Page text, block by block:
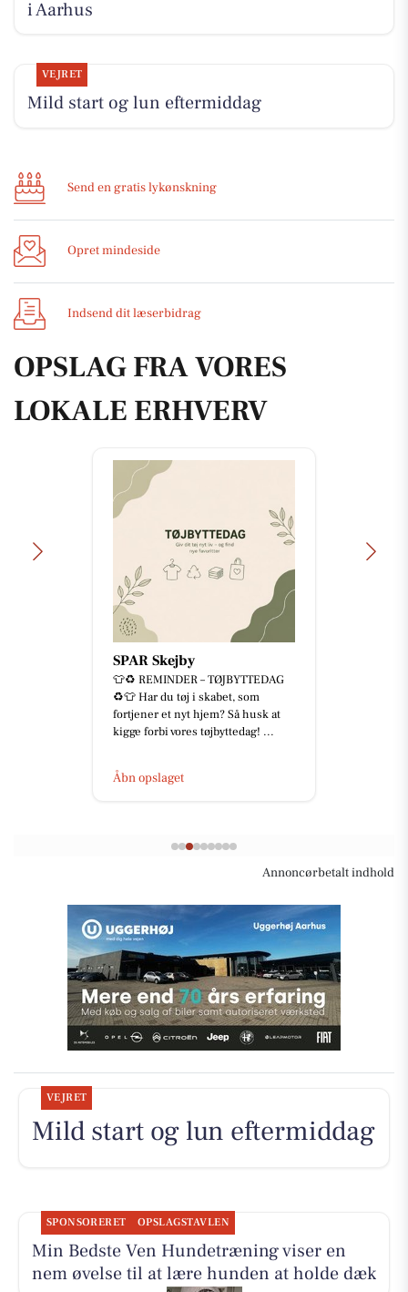
i Aarhus
VEJRET
Mild start og lun eftermiddag
Send en gratis lykønskning
Opret mindeside
Indsend dit læserbidrag
OPSLAG FRA VORES
LOKALE ERHVERV
SPAR Skejby
👕♻️ REMINDER – TØJBYTTEDAG
♻️👕 Har du tøj i skabet, som
fortjener et nyt hjem? Så husk at
kigge forbi vores tøjbyttedag! ...
Åbn opslaget
Annoncørbetalt indhold
VEJRET
Mild start og lun eftermiddag
SPONSORERET OPSLAGSTAVLEN
Min Bedste Ven Hundetræning viser en
nem øvelse til at lære hunden at holde dæk